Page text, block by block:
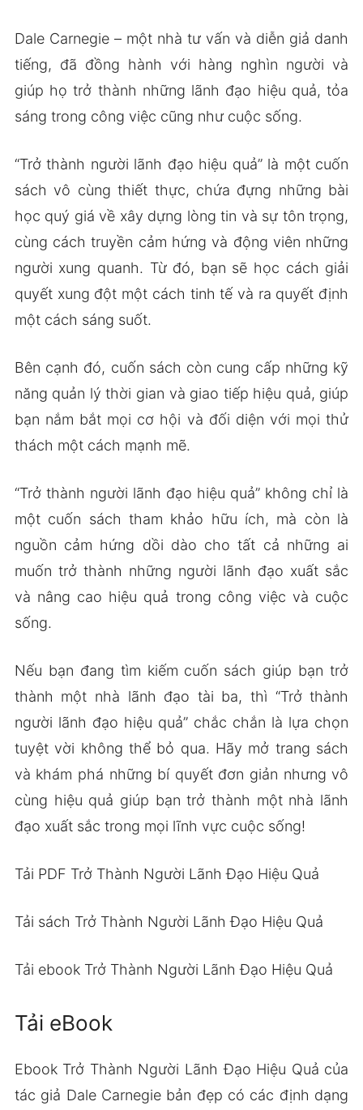
Dale Carnegie – một nhà tư vấn và diễn giả danh
tiếng, đã đồng hành với hàng nghìn người và
giúp họ trở thành những lãnh đạo hiệu quả, tỏa
sáng trong công việc cũng như cuộc sống.
“Trở thành người lãnh đạo hiệu quả” là một cuốn
sách vô cùng thiết thực, chứa đựng những bài
học quý giá về xây dựng lòng tin và sự tôn trọng,
cùng cách truyền cảm hứng và động viên những
người xung quanh. Từ đó, bạn sẽ học cách giải
quyết xung đột một cách tinh tế và ra quyết định
một cách sáng suốt.
Bên cạnh đó, cuốn sách còn cung cấp những kỹ
năng quản lý thời gian và giao tiếp hiệu quả, giúp
bạn nắm bắt mọi cơ hội và đối diện với mọi thử
thách một cách mạnh mẽ.
“Trở thành người lãnh đạo hiệu quả” không chỉ là
một cuốn sách tham khảo hữu ích, mà còn là
nguồn cảm hứng dồi dào cho tất cả những ai
muốn trở thành những người lãnh đạo xuất sắc
và nâng cao hiệu quả trong công việc và cuộc
sống.
Nếu bạn đang tìm kiếm cuốn sách giúp bạn trở
thành một nhà lãnh đạo tài ba, thì “Trở thành
người lãnh đạo hiệu quả” chắc chắn là lựa chọn
tuyệt vời không thể bỏ qua. Hãy mở trang sách
và khám phá những bí quyết đơn giản nhưng vô
cùng hiệu quả giúp bạn trở thành một nhà lãnh
đạo xuất sắc trong mọi lĩnh vực cuộc sống!
Tải PDF Trở Thành Người Lãnh Đạo Hiệu Quả
Tải sách Trở Thành Người Lãnh Đạo Hiệu Quả
Tải ebook Trở Thành Người Lãnh Đạo Hiệu Quả
Tải eBook
Ebook Trở Thành Người Lãnh Đạo Hiệu Quả của
tác giả Dale Carnegie bản đẹp có các định dạng